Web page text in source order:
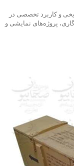
و کاربرد تخصصی در
پروژه‌های نمایشی و